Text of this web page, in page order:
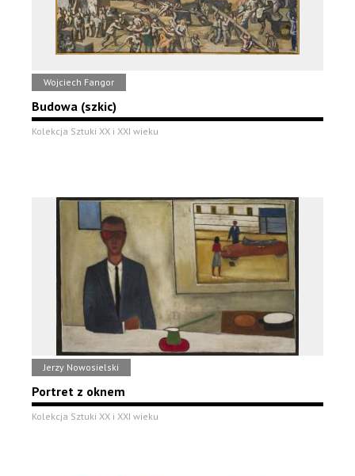
Wojciech Fangor
Budowa (szkic)
Kolekcja Sztuki XX i XXI wieku
Jerzy Nowosielski
Portret z oknem
Kolekcja Sztuki XX i XXI wieku